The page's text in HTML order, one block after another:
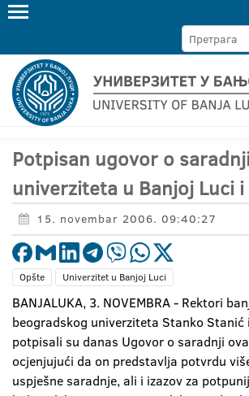
Potpisan ugovor o
univerziteta u Banjoj Luci
15. novembar 2006. 09:40:27
Opšte Univerzitet u Banjoj Luci
BANJALUKA, 3. NOVEMBRA - Rektori
beogradskog univerziteta Stanko Stanić
potpisali su danas Ugovor o saradnji
ocjenjujući da on predstavlja potvrdu
uspješne saradnje, ali i izazov za